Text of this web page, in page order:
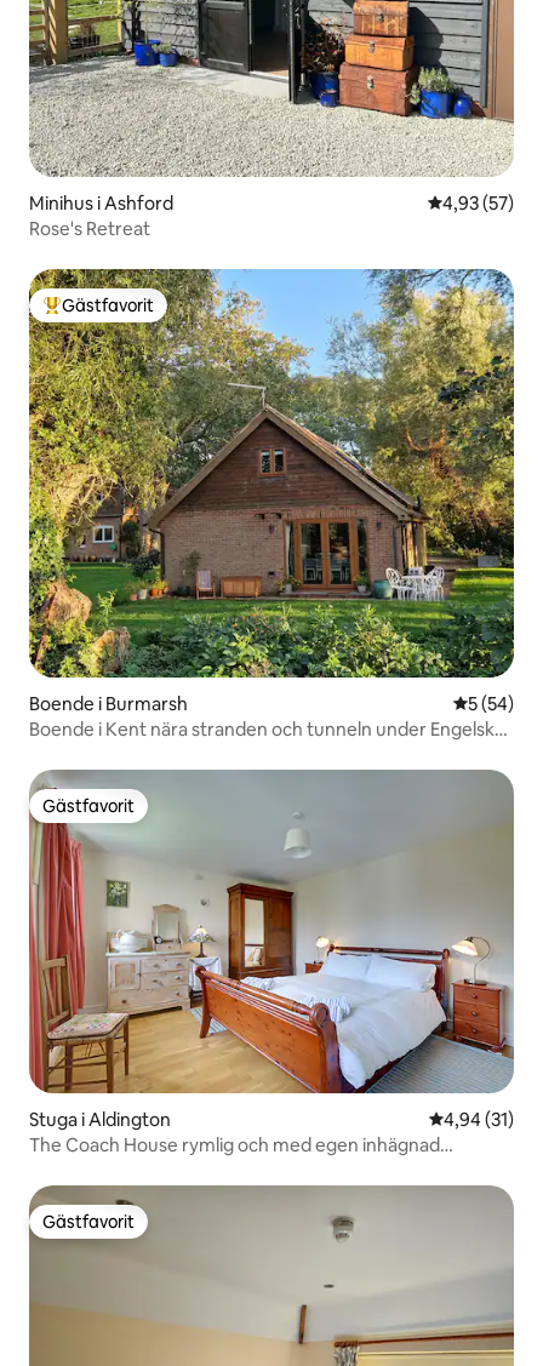
Minihus i Ashford 4,93 av 5 i
4,93 (57)
Rose's Retreat
Populär gästfavorit
Gästfavorit
Boende i Burmarsh 5 av 5 i
5 (54)
Boende i Kent nära stranden och tunneln under Engelska
Gästfavorit
Gästfavorit
Stuga i Aldington 4,94 av 5 i
4,94 (31)
The Coach House rymlig och med egen inhägnad
Gästfavorit
Gästfavorit